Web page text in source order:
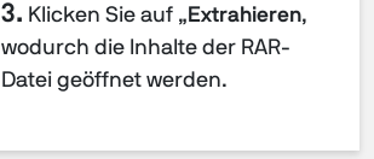
3. Klicken Sie auf „ Extrahieren,
wodurch die Inhalte der RAR-
Datei geöffnet werden.